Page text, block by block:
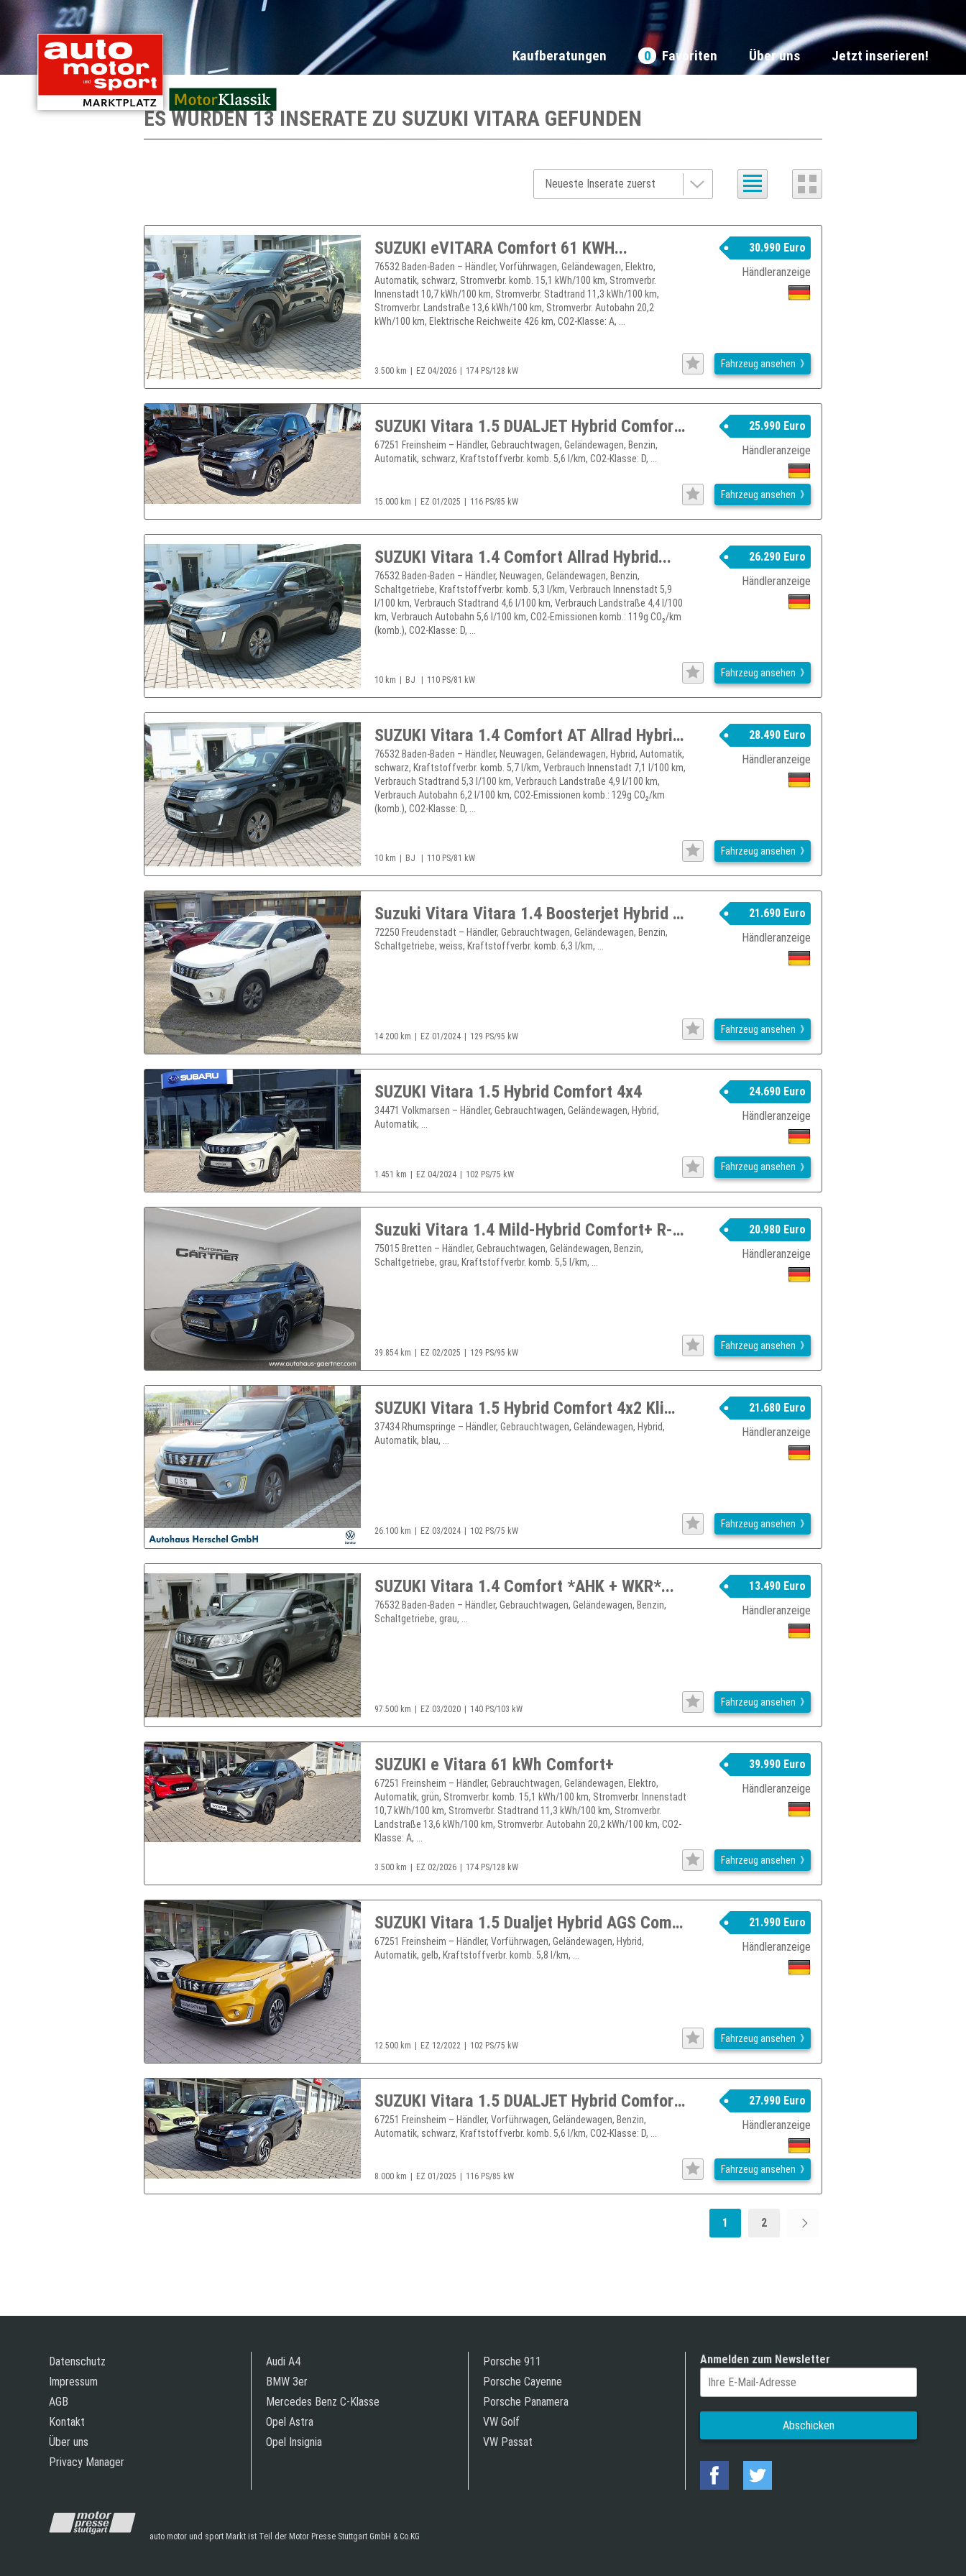
Kaufberatungen 0 Favoriten Über uns Jetzt inserieren!
ES WURDEN 13 INSERATE ZU SUZUKI VITARA GEFUNDEN
SUZUKI eVITARA Comfort 61 KWH...
76532 Baden-Baden – Händler, Vorführwagen, Geländewagen, Elektro,
Automatik, schwarz, Stromverbr. komb. 15,1 kWh/100 km, Stromverbr.
Innenstadt 10,7 kWh/100 km, Stromverbr. Stadtrand 11,3 kWh/100 km,
Stromverbr. Landstraße 13,6 kWh/100 km, Stromverbr. Autobahn 20,2
kWh/100 km, Elektrische Reichweite 426 km, CO2-Klasse: A, ...
30.990 Euro
Händleranzeige
3.500 km EZ 04/2026 174 PS/128 kW
Fahrzeug ansehen
SUZUKI Vitara 1.5 DUALJET Hybrid Comfort+ AGS Allgrip
67251 Freinsheim – Händler, Gebrauchtwagen, Geländewagen, Benzin,
Automatik, schwarz, Kraftstoffverbr. komb. 5,6 l/km, CO2-Klasse: D, ...
25.990 Euro
Händleranzeige
15.000 km EZ 01/2025 116 PS/85 kW
Fahrzeug ansehen
SUZUKI Vitara 1.4 Comfort Allrad Hybrid...
76532 Baden-Baden – Händler, Neuwagen, Geländewagen, Benzin,
Schaltgetriebe, Kraftstoffverbr. komb. 5,3 l/km, Verbrauch Innenstadt 5,9
l/100 km, Verbrauch Stadtrand 4,6 l/100 km, Verbrauch Landstraße 4,4 l/100
km, Verbrauch Autobahn 5,6 l/100 km, CO2-Emissionen komb.: 119g CO₂/km
(komb.), CO2-Klasse: D, ...
26.290 Euro
Händleranzeige
10 km BJ 110 PS/81 kW
Fahrzeug ansehen
SUZUKI Vitara 1.4 Comfort AT Allrad Hybrid...
76532 Baden-Baden – Händler, Neuwagen, Geländewagen, Hybrid, Automatik,
schwarz, Kraftstoffverbr. komb. 5,7 l/km, Verbrauch Innenstadt 7,1 l/100 km,
Verbrauch Stadtrand 5,3 l/100 km, Verbrauch Landstraße 4,9 l/100 km,
Verbrauch Autobahn 6,2 l/100 km, CO2-Emissionen komb.: 129g CO₂/km
(komb.), CO2-Klasse: D, ...
28.490 Euro
Händleranzeige
10 km BJ 110 PS/81 kW
Fahrzeug ansehen
Suzuki Vitara Vitara 1.4 Boosterjet Hybrid Allgrip Comfort
72250 Freudenstadt – Händler, Gebrauchtwagen, Geländewagen, Benzin,
Schaltgetriebe, weiss, Kraftstoffverbr. komb. 6,3 l/km, ...
21.690 Euro
Händleranzeige
14.200 km EZ 01/2024 129 PS/95 kW
Fahrzeug ansehen
SUZUKI Vitara 1.5 Hybrid Comfort 4x4
34471 Volkmarsen – Händler, Gebrauchtwagen, Geländewagen, Hybrid,
Automatik, ...
24.690 Euro
Händleranzeige
1.451 km EZ 04/2024 102 PS/75 kW
Fahrzeug ansehen
Suzuki Vitara 1.4 Mild-Hybrid Comfort+ R-Cam Pano Navi LED Shz
75015 Bretten – Händler, Gebrauchtwagen, Geländewagen, Benzin,
Schaltgetriebe, grau, Kraftstoffverbr. komb. 5,5 l/km, ...
20.980 Euro
Händleranzeige
39.854 km EZ 02/2025 129 PS/95 kW
Fahrzeug ansehen
SUZUKI Vitara 1.5 Hybrid Comfort 4x2 Klima Navi
37434 Rhumspringe – Händler, Gebrauchtwagen, Geländewagen, Hybrid,
Automatik, blau, ...
21.680 Euro
Händleranzeige
26.100 km EZ 03/2024 102 PS/75 kW
Fahrzeug ansehen
SUZUKI Vitara 1.4 Comfort *AHK + WKR*...
76532 Baden-Baden – Händler, Gebrauchtwagen, Geländewagen, Benzin,
Schaltgetriebe, grau, ...
13.490 Euro
Händleranzeige
97.500 km EZ 03/2020 140 PS/103 kW
Fahrzeug ansehen
SUZUKI e Vitara 61 kWh Comfort+
67251 Freinsheim – Händler, Gebrauchtwagen, Geländewagen, Elektro,
Automatik, grün, Stromverbr. komb. 15,1 kWh/100 km, Stromverbr. Innenstadt
10,7 kWh/100 km, Stromverbr. Stadtrand 11,3 kWh/100 km, Stromverbr.
Landstraße 13,6 kWh/100 km, Stromverbr. Autobahn 20,2 kWh/100 km, CO2-
Klasse: A, ...
39.990 Euro
Händleranzeige
3.500 km EZ 02/2026 174 PS/128 kW
Fahrzeug ansehen
SUZUKI Vitara 1.5 Dualjet Hybrid AGS Comfort+
67251 Freinsheim – Händler, Vorführwagen, Geländewagen, Hybrid,
Automatik, gelb, Kraftstoffverbr. komb. 5,8 l/km, ...
21.990 Euro
Händleranzeige
12.500 km EZ 12/2022 102 PS/75 kW
Fahrzeug ansehen
SUZUKI Vitara 1.5 DUALJET Hybrid Comfort+ AGS Allgrip
67251 Freinsheim – Händler, Vorführwagen, Geländewagen, Benzin,
Automatik, schwarz, Kraftstoffverbr. komb. 5,6 l/km, CO2-Klasse: D, ...
27.990 Euro
Händleranzeige
8.000 km EZ 01/2025 116 PS/85 kW
Fahrzeug ansehen
1 2
Datenschutz
Impressum
AGB
Kontakt
Über uns
Privacy Manager
Audi A4
BMW 3er
Mercedes Benz C-Klasse
Opel Astra
Opel Insignia
Porsche 911
Porsche Cayenne
Porsche Panamera
VW Golf
VW Passat
Anmelden zum Newsletter
auto motor und sport Markt ist Teil der Motor Presse Stuttgart GmbH & Co.KG